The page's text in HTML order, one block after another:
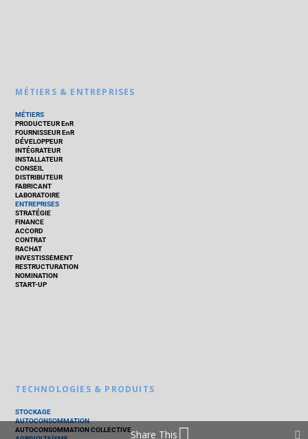
MÉTIERS & ENTREPRISES
MÉTIERS
PRODUCTEUR EnR
FOURNISSEUR EnR
DÉVELOPPEUR
INTÉGRATEUR
INSTALLATEUR
CONSEIL
DISTRIBUTEUR
FABRICANT
LABORATOIRE
ENTREPRISES
STRATÉGIE
FINANCE
ACCORD
CONTRAT
RACHAT
INVESTISSEMENT
RESTRUCTURATION
NOMINATION
START-UP
TECHNOLOGIES & PRODUITS
STOCKAGE
AUTOCONSOMMATION
AUTOCONSOMMATION COLLECTIVEShare This